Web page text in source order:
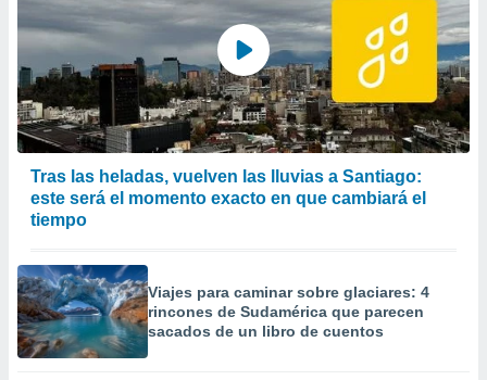
Tras las heladas, vuelven las lluvias a Santiago:
este será el momento exacto en que cambiará el
tiempo
Viajes para caminar sobre glaciares: 4
rincones de Sudamérica que parecen
sacados de un libro de cuentos